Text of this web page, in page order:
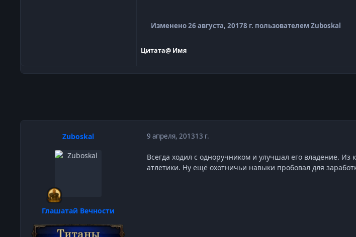
Изменено26 августа, 20178 г. пользователем Zuboskal
Цитата@ Имя
Zuboskal
Глашатай Вечности
9 апреля, 201313 г.
Всегда ходил с одноручником и улучшал его владение.
атлетики. Ну ещё охотничьи навыки пробовал для